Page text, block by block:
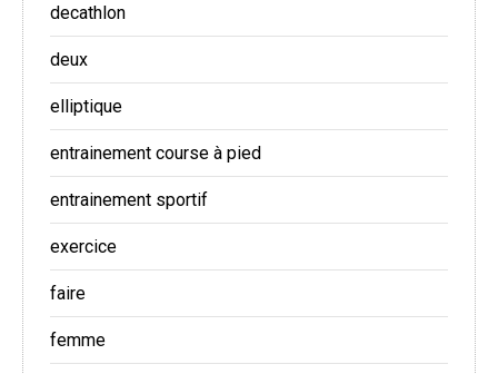
decathlon
deux
elliptique
entrainement course à pied
entrainement sportif
exercice
faire
femme